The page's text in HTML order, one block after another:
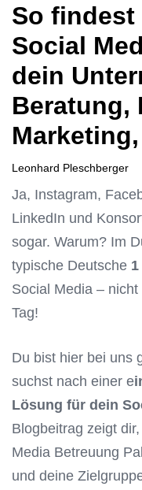
So findest
Social
dein
Beratung,
Leonhard Pleschberger
Ja, Instagram,
LinkedIn und
sogar. Warum? Im
typische Deutsche
Social Media –
Tag!
Du bist hier bei uns
suchst nach einer e
Lösung für dein
Blogbeitrag zeigt
Media Betreuung
und deine